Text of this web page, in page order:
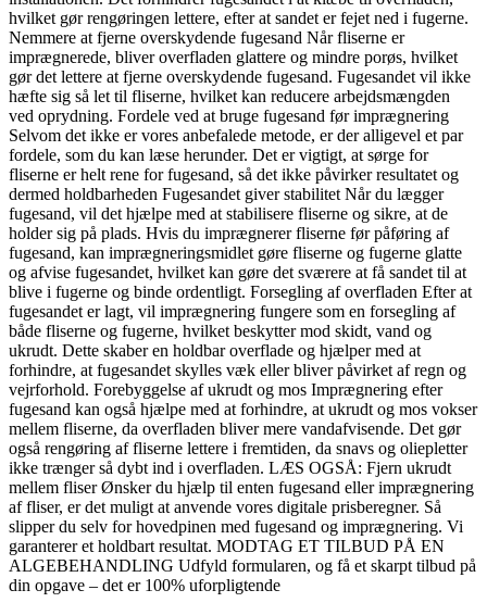
hvilket gør rengøringen lettere, efter at sandet er fejet ned i fugerne​.
Nemmere at fjerne overskydende fugesand Når fliserne er
imprægnerede, bliver overfladen glattere og mindre porøs, hvilket
gør det lettere at fjerne overskydende fugesand. Fugesandet vil ikke
hæfte sig så let til fliserne, hvilket kan reducere arbejdsmængden
ved oprydning​. Fordele ved at bruge fugesand før imprægnering
Selvom det ikke er vores anbefalede metode, er der alligevel et par
fordele, som du kan læse herunder. Det er vigtigt, at sørge for
fliserne er helt rene for fugesand, så det ikke påvirker resultatet og
dermed holdbarheden Fugesandet giver stabilitet Når du lægger
fugesand, vil det hjælpe med at stabilisere fliserne og sikre, at de
holder sig på plads. Hvis du imprægnerer fliserne før påføring af
fugesand, kan imprægneringsmidlet gøre fliserne og fugerne glatte
og afvise fugesandet, hvilket kan gøre det sværere at få sandet til at
blive i fugerne og binde ordentligt. Forsegling af overfladen Efter at
fugesandet er lagt, vil imprægnering fungere som en forsegling af
både fliserne og fugerne, hvilket beskytter mod skidt, vand og
ukrudt. Dette skaber en holdbar overflade og hjælper med at
forhindre, at fugesandet skylles væk eller bliver påvirket af regn og
vejrforhold. Forebyggelse af ukrudt og mos Imprægnering efter
fugesand kan også hjælpe med at forhindre, at ukrudt og mos vokser
mellem fliserne, da overfladen bliver mere vandafvisende. Det gør
også rengøring af fliserne lettere i fremtiden, da snavs og oliepletter
ikke trænger så dybt ind i overfladen. LÆS OGSÅ: Fjern ukrudt
mellem fliser Ønsker du hjælp til enten fugesand eller imprægnering
af fliser, er det muligt at anvende vores digitale prisberegner. Så
slipper du selv for hovedpinen med fugesand og imprægnering. Vi
garanterer et holdbart resultat. MODTAG ET TILBUD PÅ EN
ALGEBEHANDLING Udfyld formularen, og få et skarpt tilbud på
din opgave – det er 100% uforpligtende